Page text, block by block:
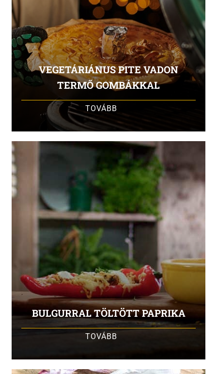
VEGETÁRIÁNUS PITE VADON
TERMŐ GOMBÁKKAL
TOVÁBB
BULGURRAL TÖLTÖTT PAPRIKA
TOVÁBB